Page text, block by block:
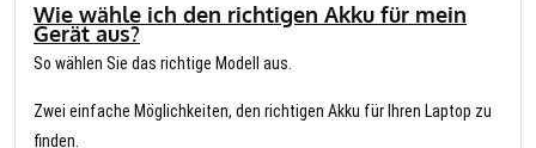
Wie wähle ich den richtigen Akku für mein
Gerät aus?
So wählen Sie das richtige Modell aus.
Zwei einfache Möglichkeiten, den richtigen Akku für Ihren Laptop zu
finden.